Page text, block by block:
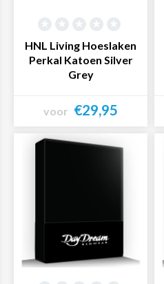
HNL Living Hoeslaken
Perkal Katoen Silver
Grey
voor €29,95
Bekijk product